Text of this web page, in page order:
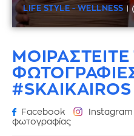
LIFE STYLE - WELLNESS
ΜΟΙΡΑΣΤΕΙΤΕ
#SKAIKAIROS
Facebook Instagram
φωτογραφίας